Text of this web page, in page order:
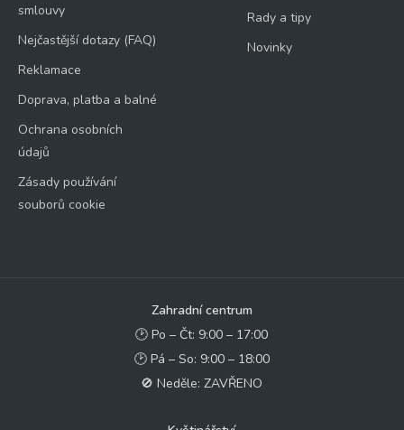
smlouvy
Nejčastější dotazy (FAQ)
Reklamace
Doprava, platba a balné
Ochrana osobních
údajů
Zásady používání
souborů cookie
Rady a tipy
Novinky
Zahradní centrum
🕑 Po – Čt: 9:00 – 17:00
🕑 Pá – So: 9:00 – 18:00
🚫 Neděle: ZAVŘENO